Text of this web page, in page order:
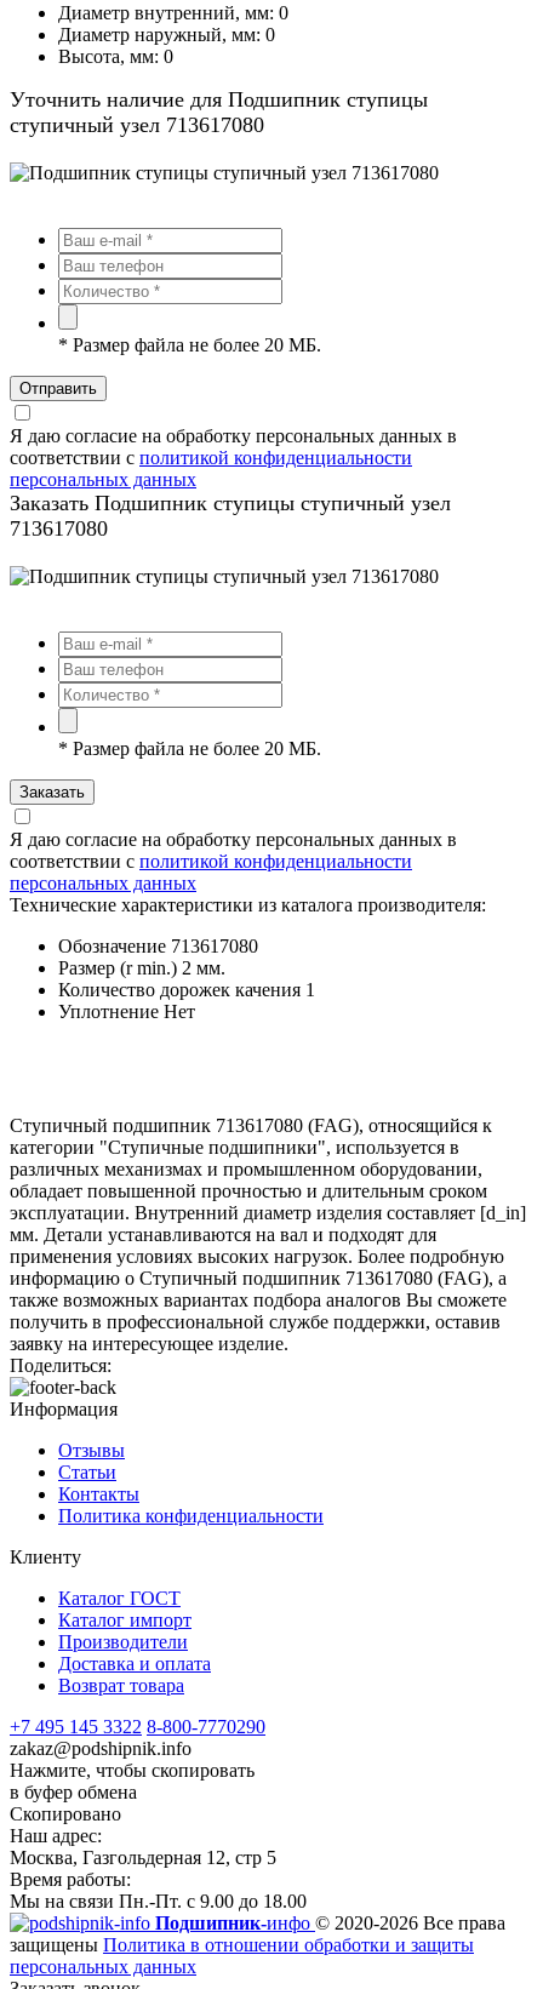
Диаметр внутренний, мм: 0
Диаметр наружный, мм: 0
Высота, мм: 0
Уточнить наличие для Подшипник ступицы
ступичный узел 713617080
* Размер файла не более 20 МБ.
Отправить
Я даю согласие на обработку персональных данных в
соответствии с политикой конфиденциальности
персональных данных
Заказать Подшипник ступицы ступичный узел
713617080
* Размер файла не более 20 МБ.
Заказать
Я даю согласие на обработку персональных данных в
соответствии с политикой конфиденциальности
персональных данных
Технические характеристики из каталога производителя:
Обозначение 713617080
Размер (r min.) 2 мм.
Количество дорожек качения 1
Уплотнение Нет
Ступичный подшипник 713617080 (FAG), относящийся к
категории "Ступичные подшипники", используется в
различных механизмах и промышленном оборудовании,
обладает повышенной прочностью и длительным сроком
эксплуатации. Внутренний диаметр изделия составляет [d_in]
мм. Детали устанавливаются на вал и подходят для
применения условиях высоких нагрузок. Более подробную
информацию о Ступичный подшипник 713617080 (FAG), а
также возможных вариантах подбора аналогов Вы сможете
получить в профессиональной службе поддержки, оставив
заявку на интересующее изделие.
Поделиться:
Информация
Отзывы
Статьи
Контакты
Политика конфиденциальности
Клиенту
Каталог ГОСТ
Каталог импорт
Производители
Доставка и оплата
Возврат товара
+7 495 145 3322 8-800-7770290
zakaz@podshipnik.info
Нажмите, чтобы скопировать
в буфер обмена
Скопировано
Наш адрес:
Москва, Газгольдерная 12, стр 5
Время работы:
Мы на связи Пн.-Пт. с 9.00 до 18.00
Подшипник-инфо © 2020-2026 Все права
защищены Политика в отношении обработки и защиты
персональных данных